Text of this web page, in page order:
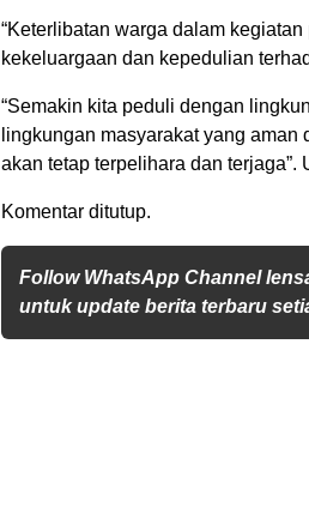
“Keterlibatan warga dalam
kekeluargaan dan kepedulian
“Semakin kita peduli dengan
lingkungan masyarakat yang
akan tetap terpelihara dan terjaga”.
Komentar ditutup.
Follow WhatsApp Channel
untuk update berita terbaru